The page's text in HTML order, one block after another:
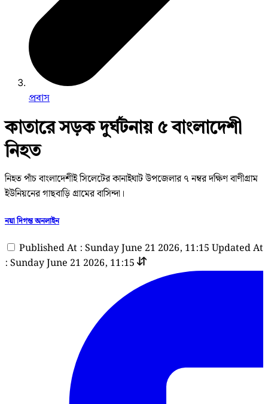
প্রবাস
কাতারে সড়ক দুর্ঘটনায় ৫ বাংলাদেশী
নিহত
নিহত পাঁচ বাংলাদেশীই সিলেটের কানাইঘাট উপজেলার ৭ নম্বর দক্ষিণ বাণীগ্রাম
ইউনিয়নের গাছবাড়ি গ্রামের বাসিন্দা।
নয়া দিগন্ত অনলাইন
Published At : Sunday June 21 2026, 11:15 Updated At
: Sunday June 21 2026, 11:15